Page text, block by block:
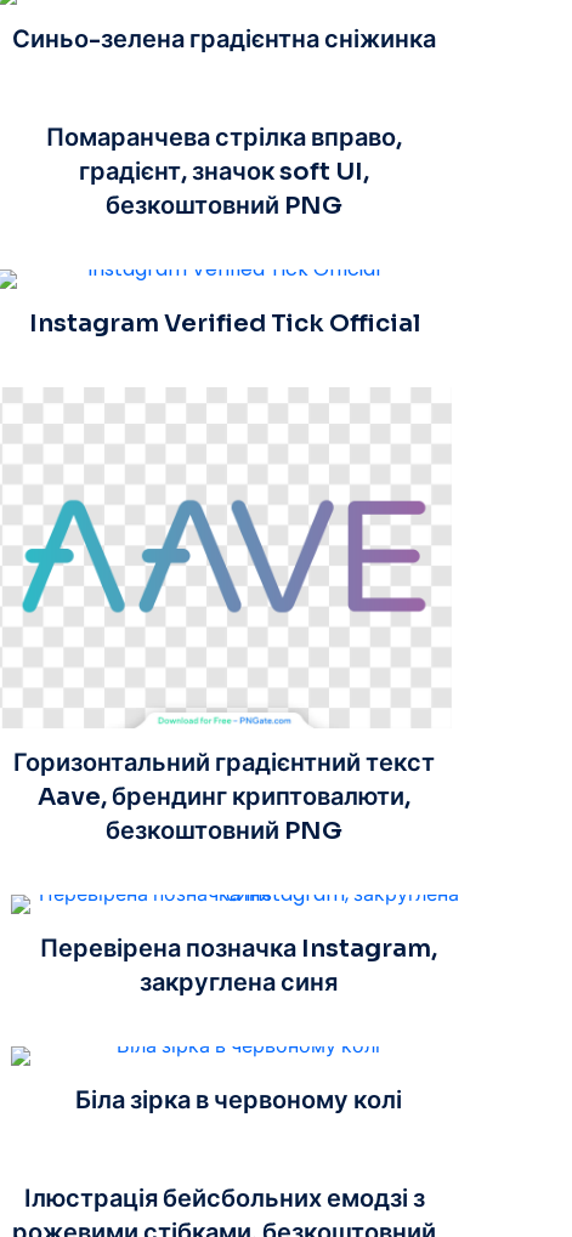
Синьо-зелена градієнтна сніжинка
Помаранчева стрілка вправо,
градієнт, значок soft UI,
безкоштовний PNG
Instagram Verified Tick Official
Горизонтальний градієнтний текст
Aave, брендинг криптовалюти,
безкоштовний PNG
Перевірена позначка Instagram,
закруглена синя
Біла зірка в червоному колі
Ілюстрація бейсбольних емодзі з